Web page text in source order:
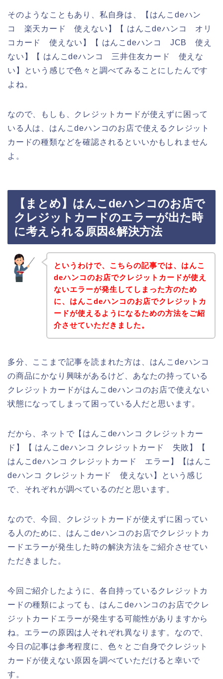
そのようなこともあり、私自身は、【はんこdeハン
コ 楽天カード 使えない】【 はんこdeハンコ オリ
コカード 使えない】【 はんこdeハンコ JCB 使え
ない】【 はんこdeハンコ 三井住友カード 使えな
い】という感じで色々と調べてみることにしたんです
よね。
なので、もしも、クレジットカードが使えずに困って
いる人は、はんこdeハンコのお店で使えるクレジット
カードの種類などを確認されるといいかもしれません
よ。
【まとめ】はんこdeハンコのお店で
クレジットカードのエラーが出た時
に考えられる原因&解決方法
というわけで、こちらの記事では、はんこ
deハンコのお店でクレジットカードが使え
ないエラーが発生してしまった方のため
に、はんこdeハンコのお店でクレジットカ
ードが使えるようになるための方法をご紹
介させていただきました。
多分、ここまで記事を読まれた方は、はんこdeハンコ
の商品にかなり興味があるけど、あなたの持っている
クレジットカードがはんこdeハンコのお店で使えない
状態になってしまって困っている人だと思います。
だから、ネットで【はんこdeハンコ クレジットカー
ド】【 はんこdeハンコ クレジットカード 失敗】【
はんこdeハンコ クレジットカード エラー】【はんこ
deハンコ クレジットカード 使えない】という感じ
で、それぞれが調べているのだと思います。
なので、今回、クレジットカードが使えずに困ってい
る人のために、はんこdeハンコのお店でクレジットカ
ードエラーが発生した時の解決方法をご紹介させてい
ただきました。
今回ご紹介したように、各自持っているクレジットカ
ードの種類によっても、はんこdeハンコのお店でクレ
ジットカードエラーが発生する可能性がありますから
ね。エラーの原因は人それぞれ異なります。なので、
今日の記事は参考程度に、色々とご自身でクレジット
カードが使えない原因を調べていただけると幸いで
す。